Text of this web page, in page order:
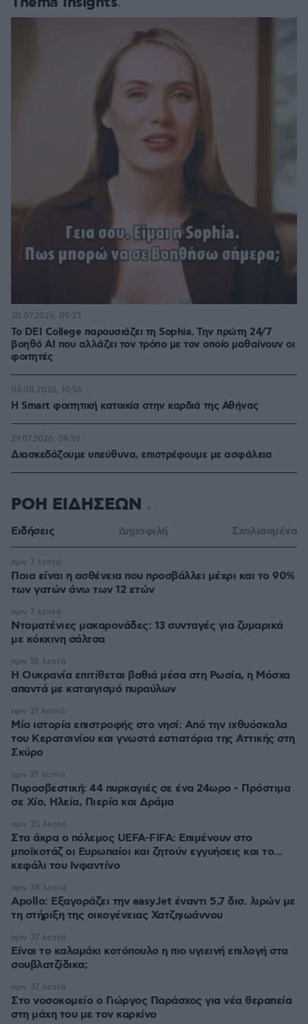
Το DEI College παρουσιάζει τη Sophia. Την πρώτη 24/7
βοηθό AI που αλλάζει τον τρόπο με τον οποίο μαθαίνουν οι
φοιτητές
30.07.2026, 09:33
Η Smart φοιτητική κατοικία στην καρδιά της Αθήνας
03.08.2026, 10:56
Διασκεδάζουμε υπεύθυνα, επιστρέφουμε με ασφάλεια
29.07.2026, 09:39
ΡΟΗ ΕΙΔΗΣΕΩΝ
Ειδήσεις Δημοφιλή Σχολιασμένα
Ποια είναι η ασθένεια που προσβάλλει μέχρι και το 90%
των γατών άνω των 12 ετών
πριν 7 λεπτά
Ντοματένιες μακαρονάδες: 13 συνταγές για ζυμαρικά
με κόκκινη σάλτσα
πριν 7 λεπτά
Η Ουκρανία επιτίθεται βαθιά μέσα στη Ρωσία, η Μόσχα
απαντά με καταιγισμό πυραύλων
πριν 18 λεπτά
Μία ιστορία επιστροφής στο νησί: Από την ιχθυόσκαλα
του Κερατσινίου και γνωστά εστιατόρια της Αττικής στη
Σκύρο
πριν 21 λεπτά
Πυροσβεστική: 44 πυρκαγιές σε ένα 24ωρο - Πρόστιμα
σε Χίο, Ηλεία, Πιερία και Δράμα
πριν 21 λεπτά
Στα άκρα ο πόλεμος UEFA-FIFA: Επιμένουν στο
μποϊκοτάζ οι Ευρωπαίοι και ζητούν εγγυήσεις και το...
κεφάλι του Ινφαντίνο
πριν 35 λεπτά
Apollo: Εξαγοράζει την easyJet έναντι 5,7 δισ. λιρών με
τη στήριξη της οικογένειας Χατζηιωάννου
πριν 36 λεπτά
Είναι το καλαμάκι κοτόπουλο η πιο υγιεινή επιλογή στα
σουβλατζίδικα;
πριν 37 λεπτά
Στο νοσοκομείο ο Γιώργος Παράσχος για νέα θεραπεία
στη μάχη του με τον καρκίνο
πριν 37 λεπτά